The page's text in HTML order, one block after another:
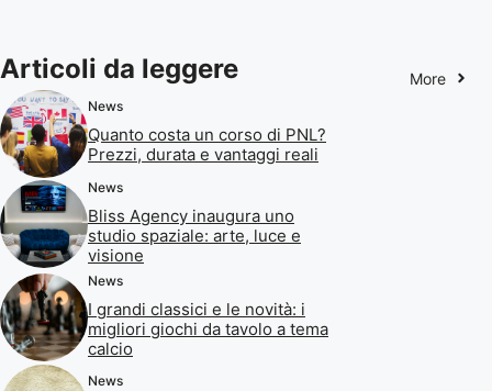
Articoli da leggere More
News
Quanto costa un corso di PNL?
Prezzi, durata e vantaggi reali
News
Bliss Agency inaugura uno
studio spaziale: arte, luce e
visione
News
I grandi classici e le novità: i
migliori giochi da tavolo a tema
calcio
News